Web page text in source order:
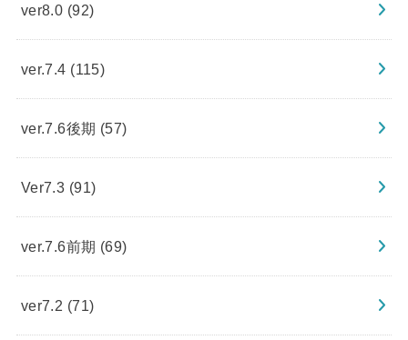
ver8.0 (92)
ver.7.4 (115)
ver.7.6後期 (57)
Ver7.3 (91)
ver.7.6前期 (69)
ver7.2 (71)